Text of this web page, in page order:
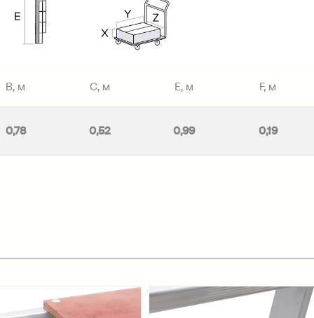
B, м C, м E, м F, м
0,78 0,52 0,99 0,19